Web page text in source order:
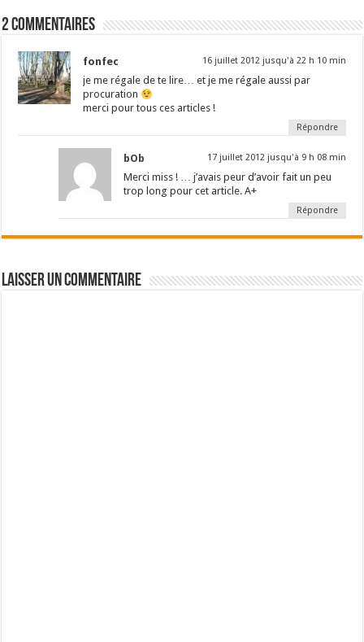
2 commentaires
fonfec 16 juillet 2012 jusqu'à 22 h 10 min
je me régale de te lire… et je me régale aussi par
procuration
merci pour tous ces articles !
Répondre
bOb 17 juillet 2012 jusqu'à 9 h 08 min
Merci miss ! … j’avais peur d’avoir fait un peu
trop long pour cet article. A+
Répondre
Laisser un commentaire